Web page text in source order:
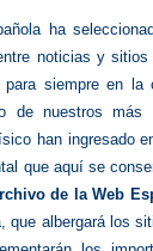
ha
noticias y
para siempre en
de nuestros
han ingresado
que aquí se
de la Web
que albergará los